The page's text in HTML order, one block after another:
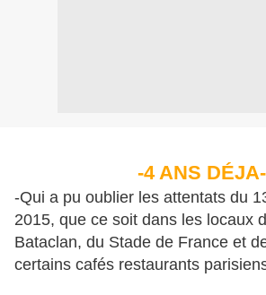
-4 ANS DÉJA-
-Qui a pu oublier les attentats du
2015, que ce soit dans les locaux
Bataclan, du Stade de France et
certains cafés restaurants